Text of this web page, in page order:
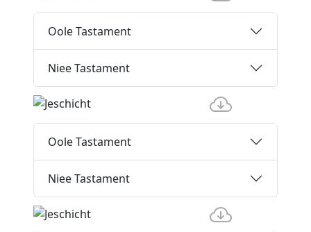
Oole Tastament
Niee Tastament
Oole Tastament
Niee Tastament